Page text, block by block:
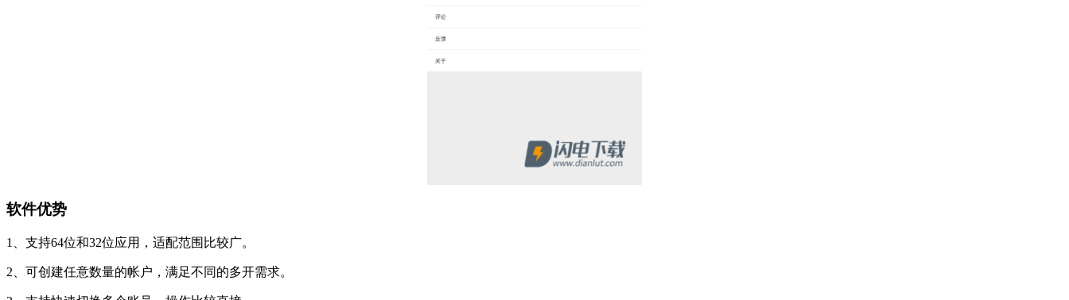
软件优势
1、支持64位和32位应用，适配范围比较广。
2、可创建任意数量的帐户，满足不同的多开需求。